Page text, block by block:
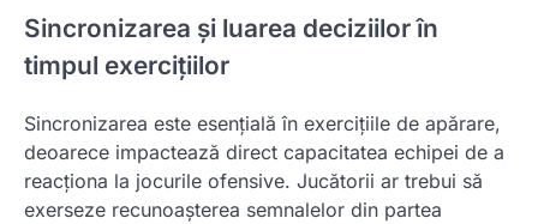
Sincronizarea și luarea deciziilor în
timpul exercițiilor
Sincronizarea este esențială în exercițiile de apărare,
deoarece impactează direct capacitatea echipei de a
reacționa la jocurile ofensive. Jucătorii ar trebui să
exerseze recunoașterea semnalelor din partea